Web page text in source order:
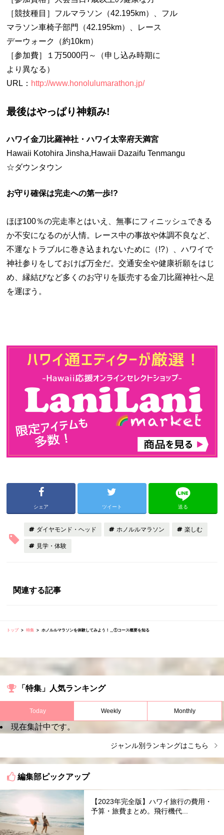
［競技種目］フルマラソン（42.195km）、フル
マラソン車椅子部門（42.195km）、レース
デーウォーク（約10km）
［参加費］１万5000円～（申し込み時期に
より異なる）
URL： http://www.honolulumarathon.jp/
最後はやっぱり神頼み!
ハワイ金刀比羅神社・ハワイ太宰府天満宮
Hawaii Kotohira Jinsha,Hawaii Dazaifu Tenmangu
☆ダウンタウン
お守り確保は完走への第一歩!?
ほぼ100％の完走率とはいえ、無事にフィニッシュできる
か不安になるのが人情。レース中の事故や体調不良など、
不運なトラブルに巻き込まれないために（!?）、ハワイで
神社参りをしておけば万全だ。交通安全や健康祈願をはじ
め、縁結びなど多くのお守りを販売する金刀比羅神社へ足
を運ぼう。
シェア ツイート 送る
ダイヤモンド・ヘッド ホノルルマラソン 楽しむ
見学・体験
関連する記事
トップ 特集 ホノルルマラソンを体験してみよう！＿①コース概要を知る
「特集」人気ランキング
Today Weekly Monthly
現在集計中です。
ジャンル別ランキングはこちら
編集部ピックアップ
【2023年完全版】ハワイ旅行の費用・
予算・旅費まとめ。飛行機代...